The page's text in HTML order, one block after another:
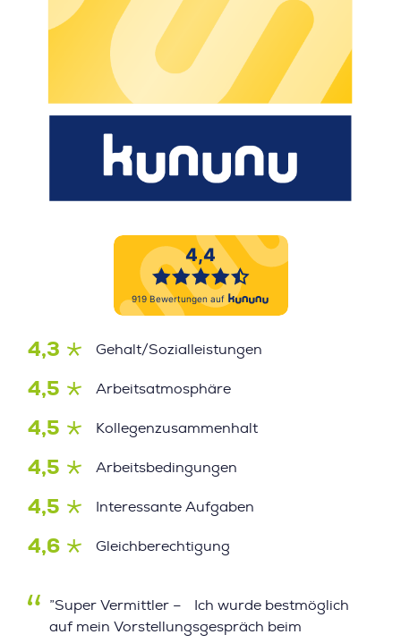
4,3 Gehalt/Sozialleistungen
4,5 Arbeitsatmosphäre
4,5 Kollegenzusammenhalt
4,5 Arbeitsbedingungen
4,5 Interessante Aufgaben
4,6 Gleichberechtigung
”Super Vermittler – Ich wurde bestmöglich
auf mein Vorstellungsgespräch beim